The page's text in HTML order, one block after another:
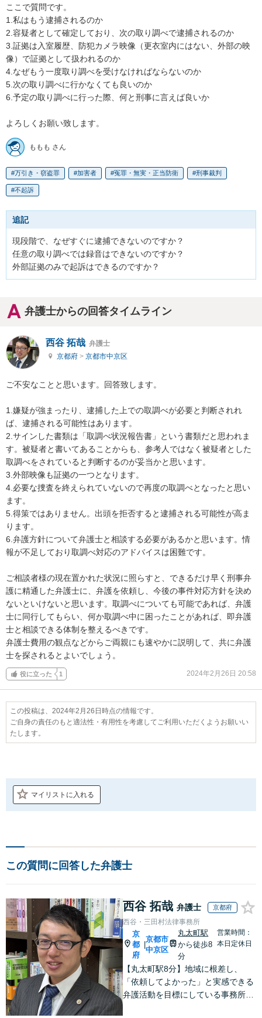
ここで質問です。
1.私はもう逮捕されるのか
2.容疑者として確定しており、次の取り調べで逮捕されるのか
3.証拠は入室履歴、防犯カメラ映像（更衣室内にはない、外部の映
像）で証拠として扱われるのか
4.なぜもう一度取り調べを受けなければならないのか
5.次の取り調べに行かなくても良いのか
6.予定の取り調べに行った際、何と刑事に言えば良いか
よろしくお願い致します。
ももも さん
万引き・窃盗罪 加害者 冤罪・無実・正当防衛 刑事裁判
不起訴
追記
現段階で、なぜすぐに逮捕できないのですか？
任意の取り調べでは録音はできないのですか？
外部証拠のみで起訴はできるのですか？
弁護士からの回答タイムライン
西谷 拓哉 弁護士
京都府 > 京都市中京区
ご不安なことと思います。回答致します。
1.嫌疑が強まったり、逮捕した上での取調べが必要と判断されれ
ば、逮捕される可能性はあります。
2.サインした書類は「取調べ状況報告書」という書類だと思われま
す。被疑者と書いてあることからも、参考人ではなく被疑者とした
取調べをされていると判断するのが妥当かと思います。
3.外部映像も証拠の一つとなります。
4.必要な捜査を終えられていないので再度の取調べとなったと思い
ます。
5.得策ではありません。出頭を拒否すると逮捕される可能性が高ま
ります。
6.弁護方針について弁護士と相談する必要があるかと思います。情
報が不足しており取調べ対応のアドバイスは困難です。
ご相談者様の現在置かれた状況に照らすと、できるだけ早く刑事弁
護に精通した弁護士に、弁護を依頼し、今後の事件対応方針を決め
ないといけないと思います。取調べについても可能であれば、弁護
士に同行してもらい、何か取調べ中に困ったことがあれば、即弁護
士と相談できる体制を整えるべきです。
弁護士費用の観点などからご両親にも速やかに説明して、共に弁護
士を探されるとよいでしょう。
役に立った 1 2024年2月26日 20:58
この投稿は、2024年2月26日時点の情報です。
ご自身の責任のもと適法性・有用性を考慮してご利用いただくようお願いい
たします。
マイリストに入れる
この質問に回答した弁護士
西谷 拓哉 弁護士 京都府
西谷・三田村法律事務所
京
都
府
京都市
中京区
丸太町駅
から徒歩8
分
営業時間：
本日定休日
【丸太町駅8分】地域に根差し、
「依頼してよかった」と実感できる
弁護活動を目標にしている事務所で